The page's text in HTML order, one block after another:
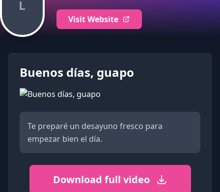
L
Visit Website
Buenos días, guapo
Te preparé un desayuno fresco para
empezar bien el día.
Download full video